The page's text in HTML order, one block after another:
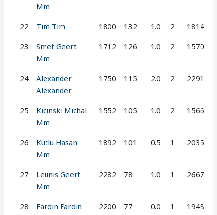
Mm
22 Tim Tim 1800 132 1.0 2 1814
23
Smet Geert
Mm
1712 126 1.0 2 1570
24
Alexander
Alexander
1750 115 2.0 2 2291
25
Kicinski Michal
Mm
1552 105 1.0 2 1566
26
Kutlu Hasan
Mm
1892 101 0.5 1 2035
27
Leunis Geert
Mm
2282 78 1.0 1 2667
28 Fardin Fardin 2200 77 0.0 1 1948